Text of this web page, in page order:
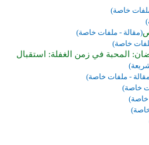
خاصة)
(مقالة - ملفات خاصة)
خاصة)
المحبة في زمن الغفلة: استقبال
- ملفات خاصة)
خاصة)
خاصة)